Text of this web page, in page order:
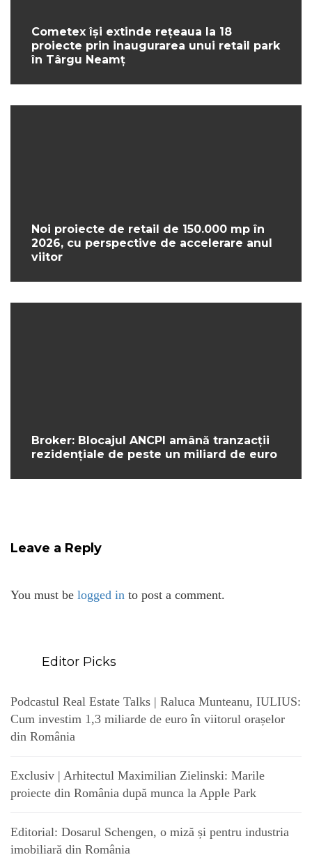
Cometex își extinde rețeaua la 18
proiecte prin inaugurarea unui retail park
în Târgu Neamț
Noi proiecte de retail de 150.000 mp în
2026, cu perspective de accelerare anul
viitor
Broker: Blocajul ANCPI amână tranzacții
rezidențiale de peste un miliard de euro
Leave a Reply
You must be logged in to post a comment.
Editor Picks
Podcastul Real Estate Talks | Raluca Munteanu, IULIUS:
Cum investim 1,3 miliarde de euro în viitorul orașelor
din România
Exclusiv | Arhitectul Maximilian Zielinski: Marile
proiecte din România după munca la Apple Park
Editorial: Dosarul Schengen, o miză și pentru industria
imobiliară din România